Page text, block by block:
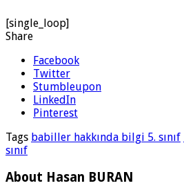
[single_loop]
Share
Facebook
Twitter
Stumbleupon
LinkedIn
Pinterest
Tags babiller hakkında bilgi 5. sınıf
sınıf
About Hasan BURAN